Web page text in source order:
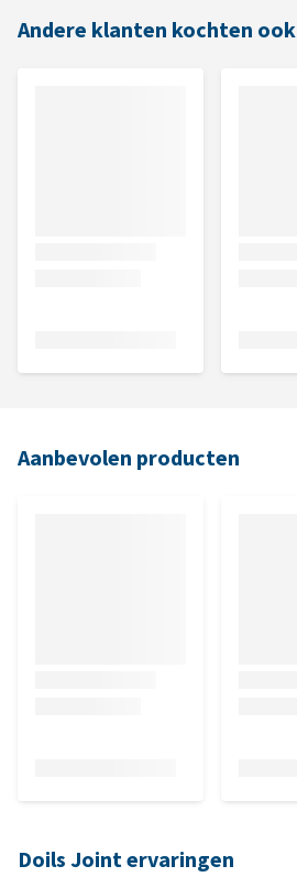
Andere klanten kochten ook
Aanbevolen producten
Doils Joint ervaringen